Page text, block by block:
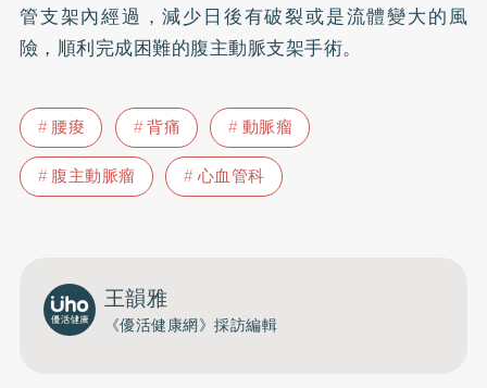
管支架內經過，減少日後有破裂或是流體變大的風
險，順利完成困難的腹主動脈支架手術。
腰痠 背痛
動脈瘤
腹主動脈瘤
心血管科
王韻雅
《優活健康網》採訪編輯